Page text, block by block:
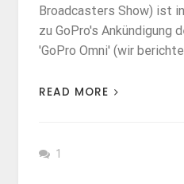
Broadcasters Show) ist
zu GoPro's Ankündigung
'GoPro Omni' (wir
READ MORE
1